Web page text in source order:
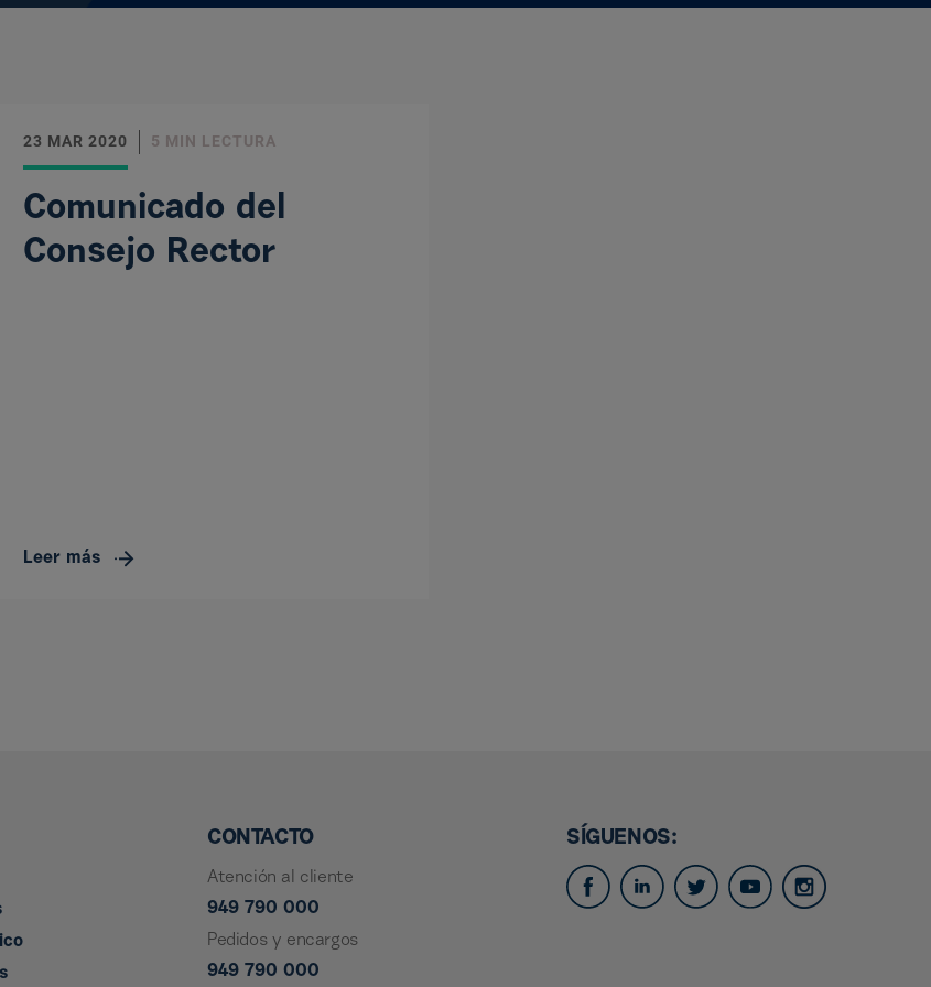
23 MAR 2020 5 MIN LECTURA
Comunicado del
Consejo Rector
Leer más
CONTACTO
Atención al cliente
949 790 000
Pedidos y encargos
949 790 000
SÍGUENOS: